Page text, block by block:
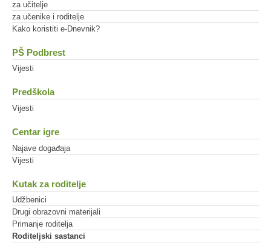
za učitelje
za učenike i roditelje
Kako koristiti e-Dnevnik?
PŠ Podbrest
Vijesti
Predškola
Vijesti
Centar igre
Najave događaja
Vijesti
Kutak za roditelje
Udžbenici
Drugi obrazovni materijali
Primanje roditelja
Roditeljski sastanci